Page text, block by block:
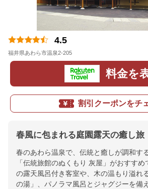
4.5
福井県あわら市温泉2-205
料金を
割引クーポンをチ
春風に包まれる庭園露天の癒し旅
春のあわら温泉で、伝統と癒しが調和す
「伝統旅館のぬくもり 灰屋」がおすす
の露天風呂付き客室や、木の温もり溢れ
の湯」、パノラマ風呂とジャグジーを備